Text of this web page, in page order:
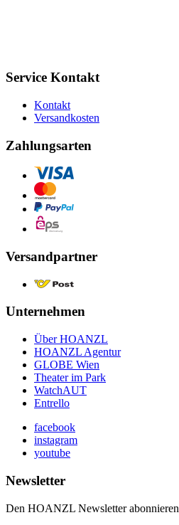
Service Kontakt
Kontakt
Versandkosten
Zahlungsarten
Versandpartner
Unternehmen
Über HOANZL
HOANZL Agentur
GLOBE Wien
Theater im Park
WatchAUT
Entrello
facebook
instagram
youtube
Newsletter
Den HOANZL Newsletter abonnieren